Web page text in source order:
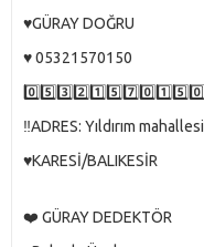
♥️GÜRAY DOĞRU
♥️ 05321570150
0️⃣5️⃣3️⃣2️⃣1️⃣5️⃣7️⃣0️⃣1️⃣5️⃣0️⃣
‼️ADRES: Yıldırım
♥️KARESİ/BALIKESİR
❤️ GÜRAY DEDEKTÖR